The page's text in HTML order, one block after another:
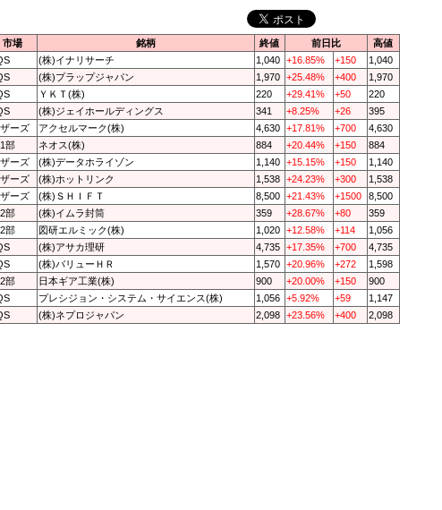
市場 銘柄 終値 前日比
高値
(株)イナリサーチ 1,040 +16.85% +150
1,040
(株)プラップジャパン 1,970 +25.48% +400
1,970
ＹＫＴ(株) 220 +29.41% +50
220
(株)ジェイホールディングス 341 +8.25% +26
395
ーズ アクセルマーク(株) 4,630 +17.81% +700
4,630
部 ネオス(株) 884 +20.44% +150
884
ーズ (株)データホライゾン 1,140 +15.15% +150
1,140
ーズ (株)ホットリンク 1,538 +24.23% +300
1,538
ーズ (株)ＳＨＩＦＴ 8,500 +21.43% +1500
8,500
部 (株)イムラ封筒 359 +28.67% +80
359
部 図研エルミック(株) 1,020 +12.58% +114
1,056
(株)アサカ理研 4,735 +17.35% +700
4,735
(株)バリューＨＲ 1,570 +20.96% +272
1,598
部 日本ギア工業(株) 900 +20.00% +150
900
プレシジョン・システム・サイエンス(株) 1,056 +5.92% +59
1,147
(株)ネプロジャパン 2,098 +23.56% +400 2,098